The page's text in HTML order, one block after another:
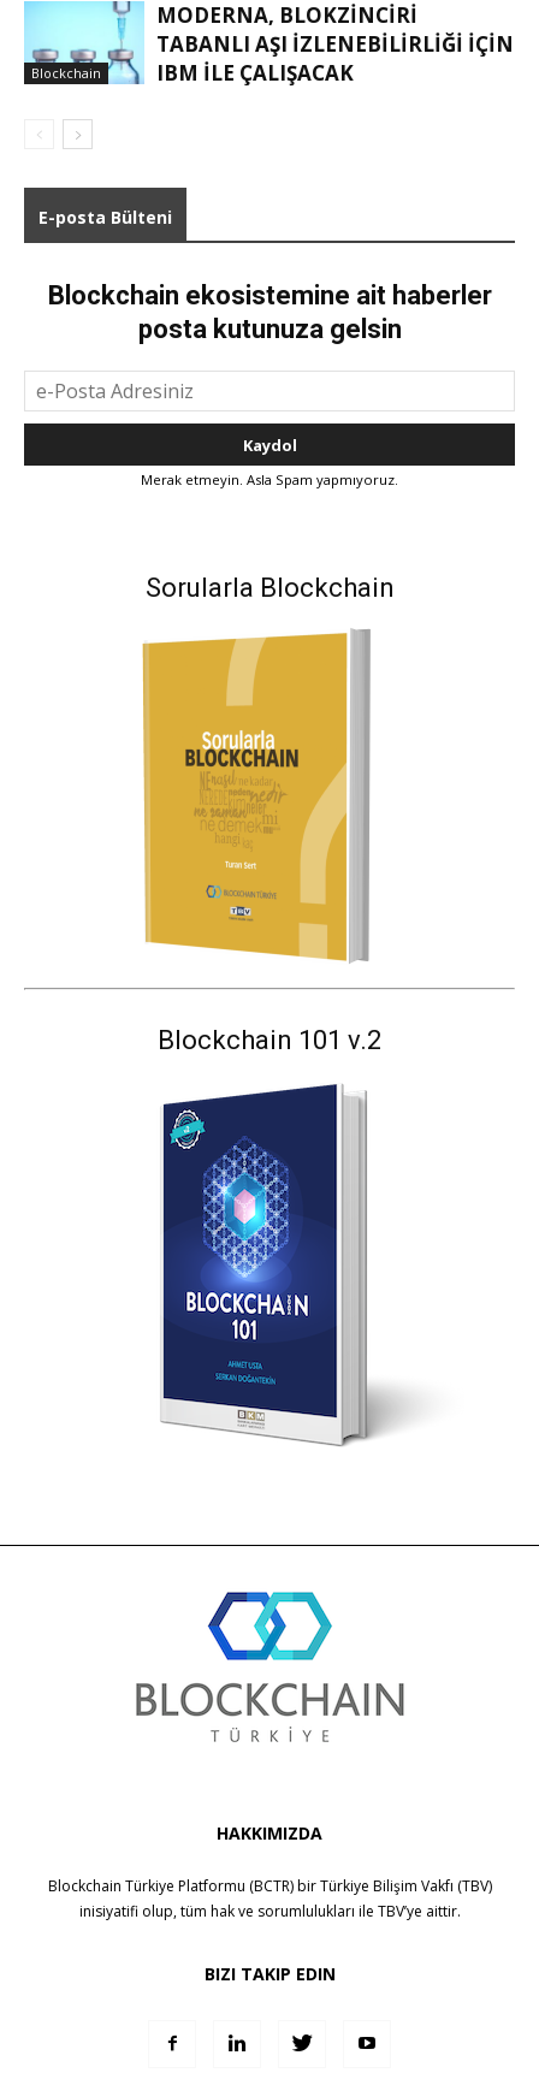
Blockchain
MODERNA, BLOKZINCIRI
TABANLI AŞI IZLENEBILIRLIĞI IÇIN
IBM ILE ÇALIŞACAK
E-posta Bülteni
Blockchain ekosistemine ait haberler
posta kutunuza gelsin
Merak etmeyin. Asla Spam yapmıyoruz.
Sorularla Blockchain
Blockchain 101 v.2
HAKKIMIZDA
Blockchain Türkiye Platformu (BCTR) birTürkiye Bilişim Vakfı (TBV)
inisiyatifi olup, tüm hak ve sorumlulukları ile TBV’ye aittir.
BIZI TAKIP EDIN